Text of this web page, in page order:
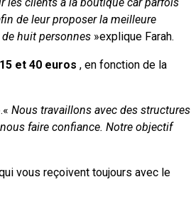
de leur proposer la meilleure
de huit personnes »explique Farah.
et 40 euros , en fonction de la
Nous travaillons avec des structures
faire confiance. Notre objectif
vous reçoivent toujours avec le